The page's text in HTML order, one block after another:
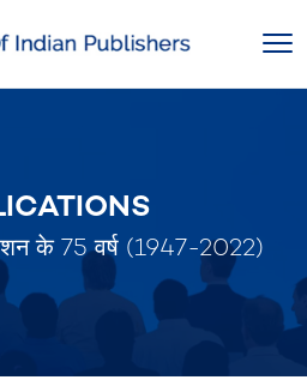
के 75 वर्ष (1947-2022)